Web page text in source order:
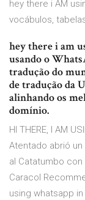
hey there i AM
vocábulos,
hey there i am
usando o
tradução do
de tradução da
alinhando os
domínio.
HI THERE, I AM
Atentado abrió
al Catatumbo con
Caracol
using whatsapp